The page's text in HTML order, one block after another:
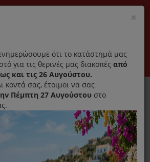
ανταλλακτικά
Εγγραφή Εταιρεία Επικοινωνία
0
×
ότι το κατάστημά μας
για τις θερινές μας διακοπές από
και τις 26 Αυγούστου.
κοντά σας, έτοιμοι να σας
Πέμπτη 27 Αυγούστου στο